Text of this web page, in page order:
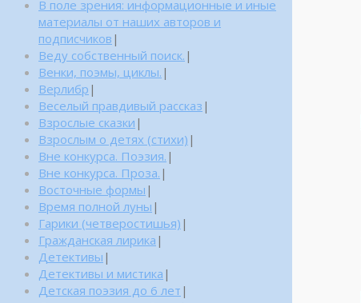
В поле зрения: информационные и иные
материалы от наших авторов и
подписчиков |
Веду собственный поиск. |
Венки, поэмы, циклы. |
Верлибр |
Веселый правдивый рассказ |
Взрослые сказки |
Взрослым о детях (стихи) |
Вне конкурса. Поэзия. |
Вне конкурса. Проза. |
Восточные формы |
Время полной луны |
Гарики (четверостишья) |
Гражданская лирика |
Детективы |
Детективы и мистика |
Детская поэзия до 6 лет |